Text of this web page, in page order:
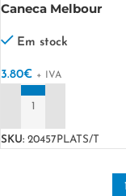
Caneca Melbour
Em stock
3.80€ + IVA
SKU: 20457PLATS/T